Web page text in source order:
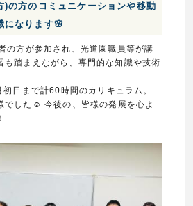
)の方のコミュニケーションや移動
になります🌸
の方が参加され、光道園職員等が講
も踏まえながら、専門的な知識や技術
日まで計60時間のカリキュラム。
でした☺️ 今後の、皆様の発展を心よ